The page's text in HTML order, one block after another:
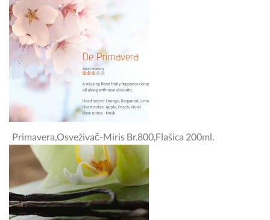
Primavera,osveživač-Miris Br.800,flašica 200ml.